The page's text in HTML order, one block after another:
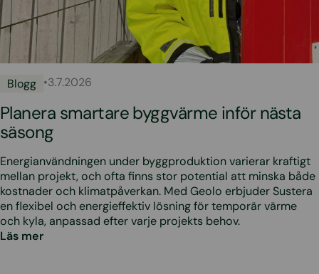
Blogg •3.7.2026
Planera smartare byggvärme inför nästa
säsong
Energianvändningen under byggproduktion varierar kraftigt
mellan projekt, och ofta finns stor potential att minska både
kostnader och klimatpåverkan. Med Geolo erbjuder Sustera
en flexibel och energieffektiv lösning för temporär värme
och kyla, anpassad efter varje projekts behov.
Läs mer